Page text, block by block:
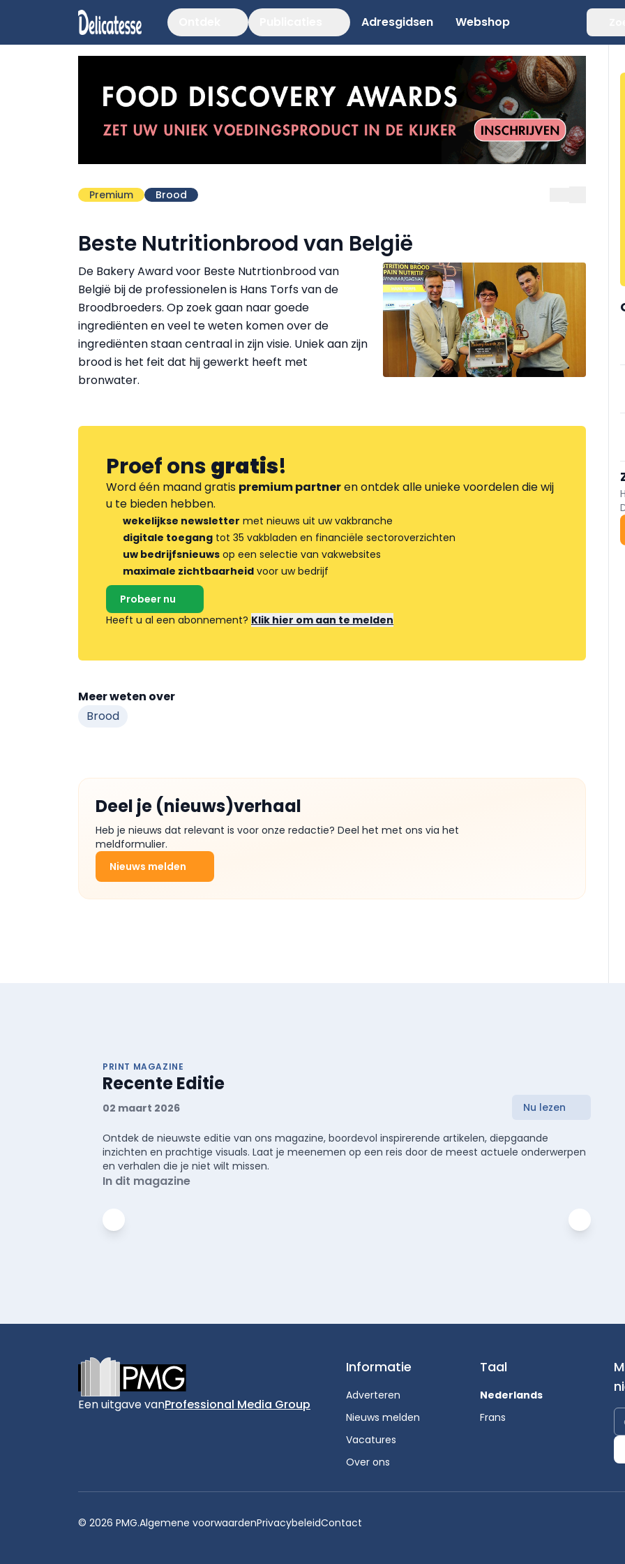
Adresgidsen Webshop
Premium Brood
Beste Nutritionbrood van België
De Bakery Award voor Beste Nutrtionbrood van
België bij de professionelen is Hans Torfs van de
Broodbroeders. Op zoek gaan naar goede
ingrediënten en veel te weten komen over de
ingrediënten staan centraal in zijn visie. Uniek aan zijn
brood is het feit dat hij gewerkt heeft met
bronwater.
Proef onsgratis!
Word één maand gratis premium partneren ontdek alle unieke voordelen die wij
u te bieden hebben.
wekelijkse newsletter met nieuws uit uw vakbranche
digitale toegang tot 35 vakbladen en financiële sectoroverzichten
uw bedrijfsnieuws op een selectie van vakwebsites
maximale zichtbaarheid voor uw bedrijf
Probeer nu
Heeft u al een abonnement? Klik hier om aan te melden
Meer weten over
Brood
Deel je (nieuws)verhaal
Heb je nieuws dat relevant is voor onze redactie? Deel het met ons via het
meldformulier.
Nieuws melden
PRINT MAGAZINE
Recente Editie
02 maart 2026 Nu lezen
Ontdek de nieuwste editie van ons magazine, boordevol inspirerende artikelen, diepgaande
inzichten en prachtige visuals. Laat je meenemen op een reis door de meest actuele onderwerpen
en verhalen die je niet wilt missen.
In dit magazine
Een uitgave vanProfessional Media Group
Informatie
Adverteren
Nieuws melden
Vacatures
Over ons
Taal
Nederlands
Frans
© 2026 PMG.Algemene voorwaardenPrivacybeleidContact